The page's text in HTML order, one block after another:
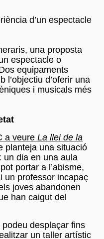
d’un espectacle
una proposta
espectacle o
equipaments
l’objectiu d’oferir una
i musicals més
a veure La llei de la
planteja una situació
un dia en una aula
portar a l’abisme,
un professor incapaç
joves abandonen
han caigut del
podeu desplaçar fins
un taller artístic